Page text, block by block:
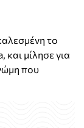
το
μίλησε για
που